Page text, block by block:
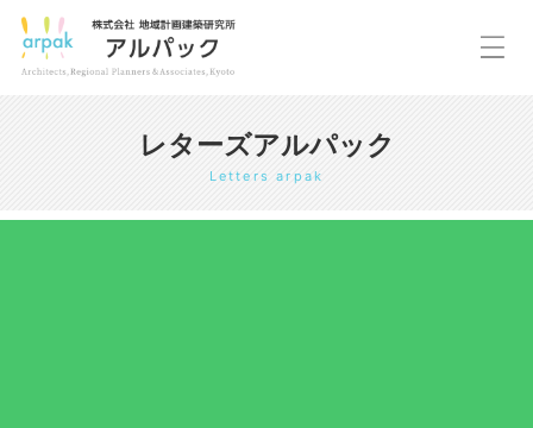
レターズアルパック
Letters arpak